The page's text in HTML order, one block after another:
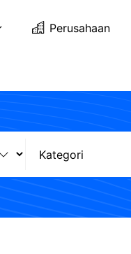
Perusahaan